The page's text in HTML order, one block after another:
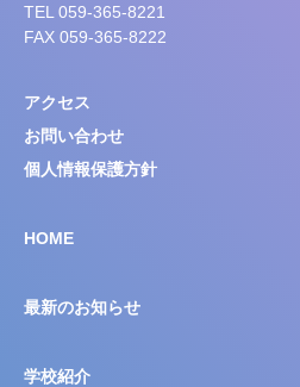
TEL 059-365-8221
FAX 059-365-8222
アクセス
お問い合わせ
個人情報保護方針
HOME
最新のお知らせ
学校紹介